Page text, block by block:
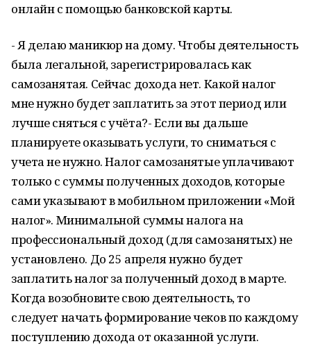
онлайн с помощью банковской карты.
- Я делаю маникюр на дому. Чтобы деятельность
была легальной, зарегистрировалась как
самозанятая. Сейчас дохода нет. Какой налог
мне нужно будет заплатить за этот период или
лучше сняться с учёта?- Если вы дальше
планируете оказывать услуги, то сниматься с
учета не нужно. Налог самозанятые уплачивают
только с суммы полученных доходов, которые
сами указывают в мобильном приложении «Мой
налог». Минимальной суммы налога на
профессиональный доход (для самозанятых) не
установлено. До 25 апреля нужно будет
заплатить налог за полученный доход в марте.
Когда возобновите свою деятельность, то
следует начать формирование чеков по каждому
поступлению дохода от оказанной услуги.